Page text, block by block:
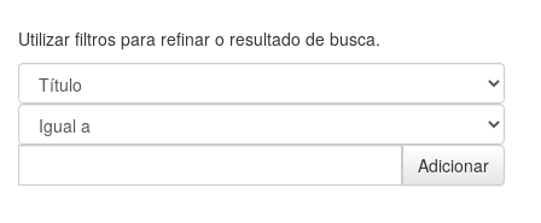
Utilizar filtros para refinar o resultado de busca.